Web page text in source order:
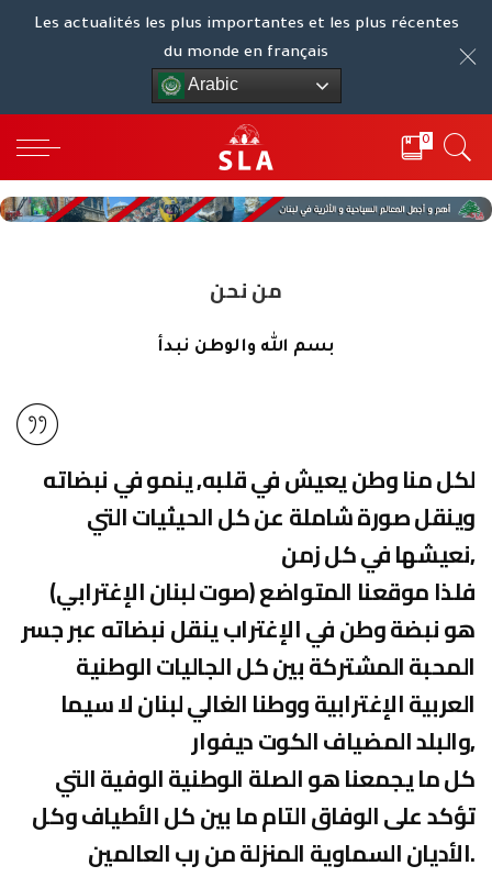
Les actualités les plus importantes et les plus récentes
du monde en français
Arabic
0
من نحن
بسم الله والوطن نبدأ
لكل منا وطن يعيش في قلبه, ينمو في نبضاته
وينقل صورة شاملة عن كل الحيثيات التي
نعيشها في كل زمن,
فلذا موقعنا المتواضع (صوت لبنان الإغترابي)
هو نبضة وطن في الإغتراب ينقل نبضاته عبر جسر
المحبة المشتركة بين كل الجاليات الوطنية
العربية الإغترابية ووطنا الغالي لبنان لا سيما
والبلد المضياف الكوت ديفوار,
كل ما يجمعنا هو الصلة الوطنية الوفية التي
تؤكد على الوفاق التام ما بين كل الأطياف وكل
الأديان السماوية المنزلة من رب العالمين.